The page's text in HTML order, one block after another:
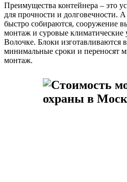
Преимущества контейнера – это
для прочности и долговечности.
быстро собираются, сооружение
монтаж и суровые
Волочке. Блоки изготавливаются
минимальные сроки и переносят
монтаж.